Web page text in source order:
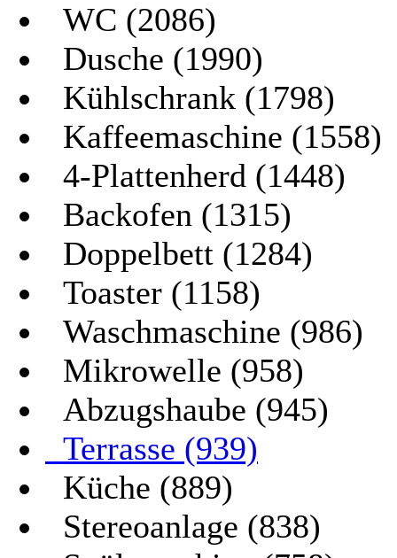
WC (2086)
Dusche (1990)
Kühlschrank (1798)
Kaffeemaschine (1558)
4-Plattenherd (1448)
Backofen (1315)
Doppelbett (1284)
Toaster (1158)
Waschmaschine (986)
Mikrowelle (958)
Abzugshaube (945)
Terrasse (939)
Küche (889)
Stereoanlage (838)